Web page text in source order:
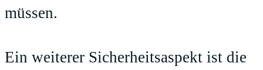
müssen.
Ein weiterer Sicherheitsaspekt ist die